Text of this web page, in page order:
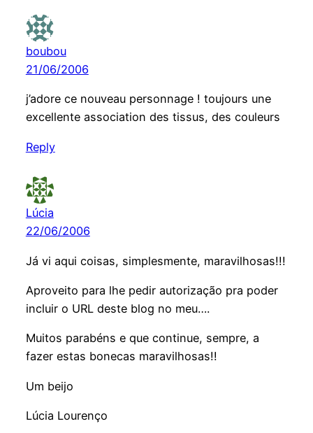
boubou
21/06/2006
j’adore ce nouveau personnage ! toujours une
excellente association des tissus, des couleurs
Reply
Lúcia
22/06/2006
Já vi aqui coisas, simplesmente, maravilhosas!!!
Aproveito para lhe pedir autorização pra poder
incluir o URL deste blog no meu….
Muitos parabéns e que continue, sempre, a
fazer estas bonecas maravilhosas!!
Um beijo
Lúcia Lourenço